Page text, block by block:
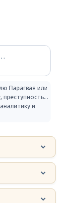
Парагвая или
и